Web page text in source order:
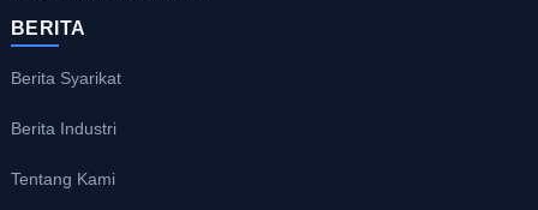
BERITA
Berita Syarikat
Berita Industri
Tentang Kami